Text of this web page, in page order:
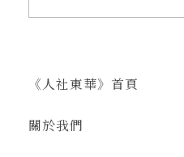
《人社東華》首頁
關於我們